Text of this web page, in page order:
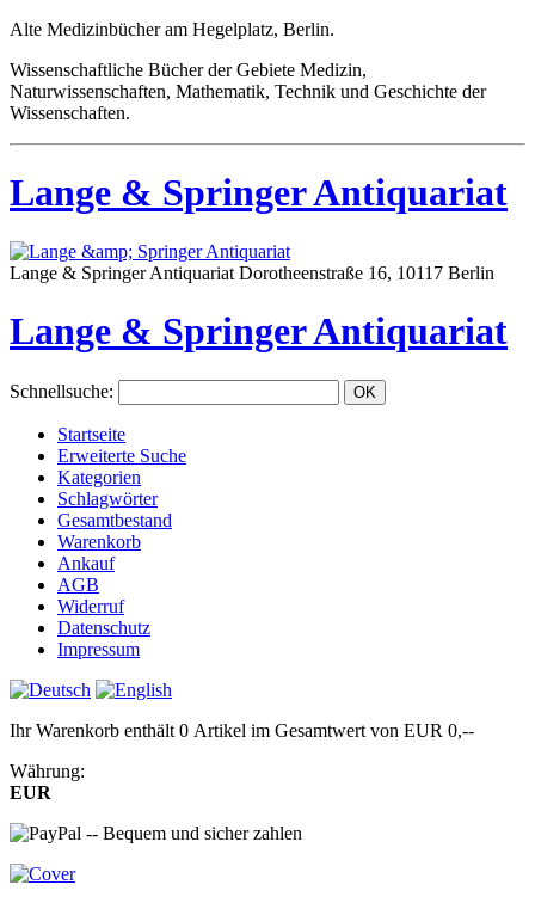
Alte Medizinbücher am Hegelplatz, Berlin.
Wissenschaftliche Bücher der Gebiete Medizin,
Naturwissenschaften, Mathematik, Technik und Geschichte der
Wissenschaften.
Lange & Springer Antiquariat
Lange & Springer Antiquariat Dorotheenstraße 16, 10117 Berlin
Lange & Springer Antiquariat
Schnellsuche:
Startseite
Erweiterte Suche
Kategorien
Schlagwörter
Gesamtbestand
Warenkorb
Ankauf
AGB
Widerruf
Datenschutz
Impressum
Ihr Warenkorb enthält 0 Artikel im Gesamtwert von EUR 0,--
Währung:
EUR